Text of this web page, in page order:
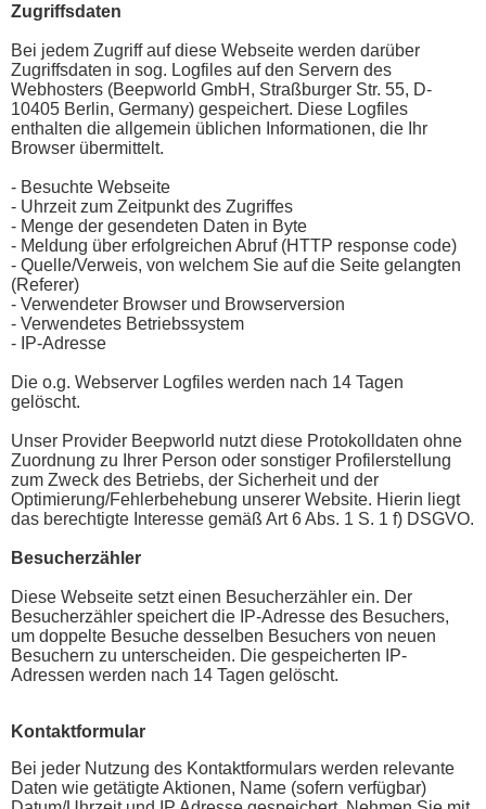
Zugriffsdaten
Bei jedem Zugriff auf diese Webseite werden darüber
Zugriffsdaten in sog. Logfiles auf den Servern des
Webhosters (Beepworld GmbH, Straßburger Str. 55, D-
10405 Berlin, Germany) gespeichert. Diese Logfiles
enthalten die allgemein üblichen Informationen, die Ihr
Browser übermittelt.
- Besuchte Webseite
- Uhrzeit zum Zeitpunkt des Zugriffes
- Menge der gesendeten Daten in Byte
- Meldung über erfolgreichen Abruf (HTTP response code)
- Quelle/Verweis, von welchem Sie auf die Seite gelangten
(Referer)
- Verwendeter Browser und Browserversion
- Verwendetes Betriebssystem
- IP-Adresse
Die o.g. Webserver Logfiles werden nach 14 Tagen
gelöscht.
Unser Provider Beepworld nutzt diese Protokolldaten ohne
Zuordnung zu Ihrer Person oder sonstiger Profilerstellung
zum Zweck des Betriebs, der Sicherheit und der
Optimierung/Fehlerbehebung unserer Website. Hierin liegt
das berechtigte Interesse gemäß Art 6 Abs. 1 S. 1 f) DSGVO.
Besucherzähler
Diese Webseite setzt einen Besucherzähler ein. Der
Besucherzähler speichert die IP-Adresse des Besuchers,
um doppelte Besuche desselben Besuchers von neuen
Besuchern zu unterscheiden. Die gespeicherten IP-
Adressen werden nach 14 Tagen gelöscht.
Kontaktformular
Bei jeder Nutzung des Kontaktformulars werden relevante
Daten wie getätigte Aktionen, Name (sofern verfügbar)